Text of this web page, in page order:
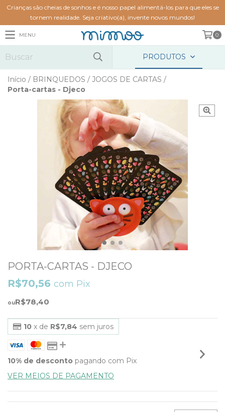
Crianças são cheias de sonhos e é nosso papel alimentá-los para que eles se
tornem realidade. Seja criativo(a), invente novos mundos!
MENU 0
PRODUTOS
Início / BRINQUEDOS / JOGOS DE CARTAS /
Porta-cartas - Djeco
PORTA-CARTAS - DJECO
R$78,40
R$70,56 com Pix
10 x de R$7,84 sem juros
10% de desconto pagando com Pix
VER MEIOS DE PAGAMENTO